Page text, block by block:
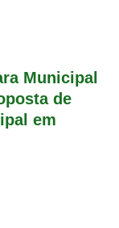
Municipal
de
em